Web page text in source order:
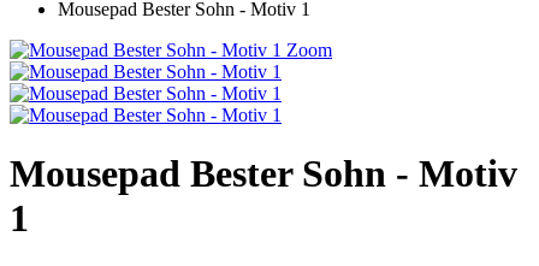
Mousepad Bester Sohn - Motiv 1
Zoom
Mousepad Bester Sohn - Motiv
1